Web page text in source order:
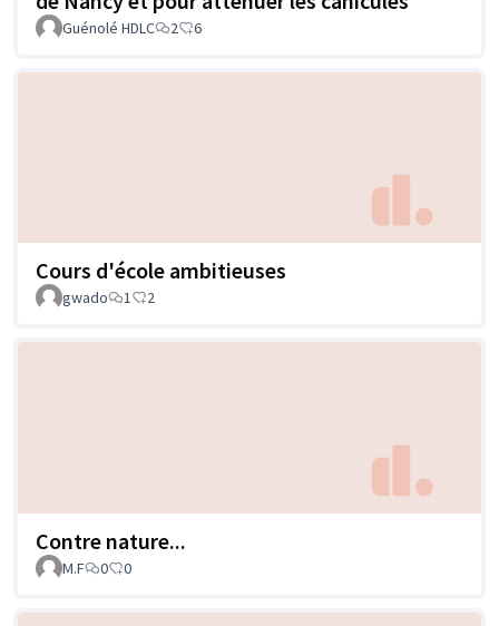
Guénolé HDLC 2 6
Cours d'école ambitieuses
gwado 1 2
Contre nature...
M.F 0 0